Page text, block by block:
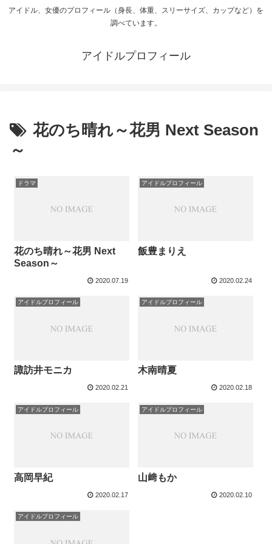
アイドル、女優のプロフィール（身長、体重、スリーサイズ、カップなど）を
調べています。
アイドルプロフィール
花のち晴れ～花男 Next Season
～
ドラマ
花のち晴れ～花男 Next
Season～
2020.07.19
アイドルプロフィール
飯豊まりえ
2020.02.24
アイドルプロフィール
諏訪井モニカ
2020.02.21
アイドルプロフィール
木南晴夏
2020.02.18
アイドルプロフィール
高岡早紀
2020.02.17
アイドルプロフィール
山﨑もか
2020.02.10
アイドルプロフィール